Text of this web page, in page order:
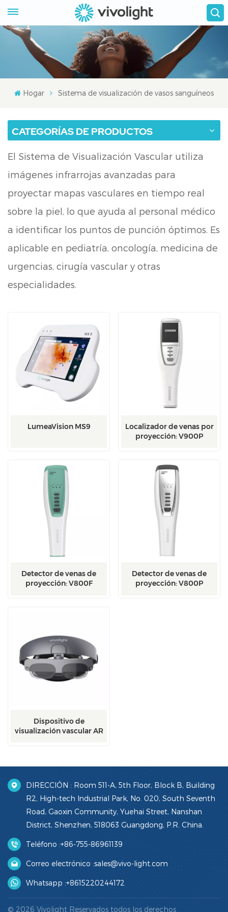
Hogar Sistema de visualización de vasos sanguíneos
CATEGORÍAS DE PRODUCTOS
El Sistema de Visualización Vascular utiliza
imágenes infrarrojas avanzadas para
proyectar mapas vasculares en tiempo real
sobre la piel, lo que ayuda al personal médico
a identificar los puntos de punción óptimos. Es
aplicable en pediatría, oncología, medicina de
urgencias, cirugía vascular y otras
especialidades.
LumeaVision MS9
Localizador de venas por
proyección: V900P
Detector de venas de
proyección: V800F
Detector de venas de
proyección: V800P
Dispositivo de
visualización vascular AR
DIRECCIÓN : Room 511-A, 5th Floor, Block B, Building
R2, High-tech Industrial Park, No. 020, South Seventh
Road, Gaoxin Community, Yuehai Street, Nanshan
District, Shenzhen, 518063 Guangdong, P.R. China.
Teléfono :+86-755-86961139
Correo electrónico :sales@vivo-light.com
Whatsapp :+8615220244172
© 2026 Vivolight Reservados todos los derechos .